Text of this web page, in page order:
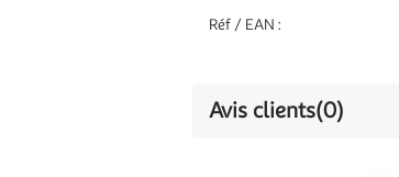
Réf / EAN :
Avis clients(0)